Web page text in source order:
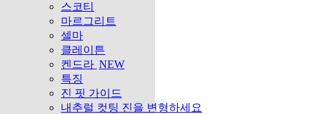
스코티
마르그리트
셀마
클레이튼
켄드라 NEW
특징
진 핏 가이드
내추럴 컷팅 진을 변형하세요